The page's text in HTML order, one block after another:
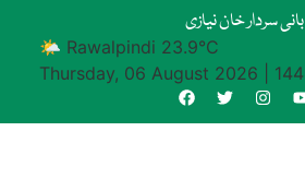
بانی سردار خان نیازی
🌤 Rawalpindi 23.9°C
Thursday, 06 August 2026